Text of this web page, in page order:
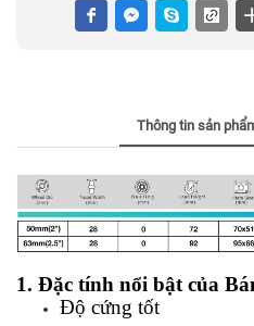
Thông tin sản
1. Đặc tính nổi bật của
Độ cứng tốt